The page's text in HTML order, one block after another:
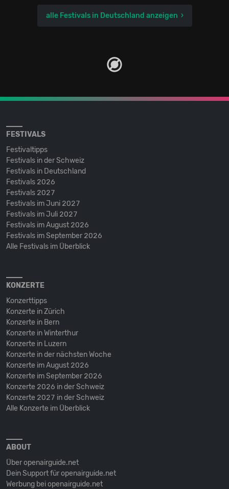
alle Festivals in Deutschland anzeigen
FESTIVALS
Festivaltipps
Festivals in der Schweiz
Festivals in Deutschland
Festivals 2026
Festivals 2027
Festivals im Juni 2027
Festivals im Juli 2027
Festivals im August 2026
Festivals im September 2026
Alle Festivals im Überblick
KONZERTE
Konzerttipps
Konzerte in Zürich
Konzerte in Bern
Konzerte in Winterthur
Konzerte in Luzern
Konzerte in der nächsten Woche
Konzerte im August 2026
Konzerte im September 2026
Konzerte 2026 in der Schweiz
Konzerte 2027 in der Schweiz
Alle Konzerte im Überblick
ABOUT
Über openairguide.net
Dein Support für openairguide.net
Werbung bei openairguide.net